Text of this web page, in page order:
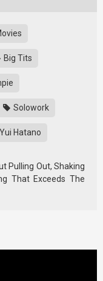
Big Tits
Solowork
Yui Hatano
Pulling Out, Shaking
That Exceeds The